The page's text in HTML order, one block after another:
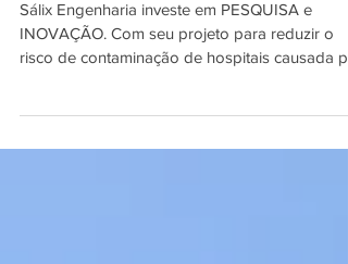
Sálix Engenharia investe em PESQUISA e
INOVAÇÃO. Com seu projeto para reduzir o
canteiros...